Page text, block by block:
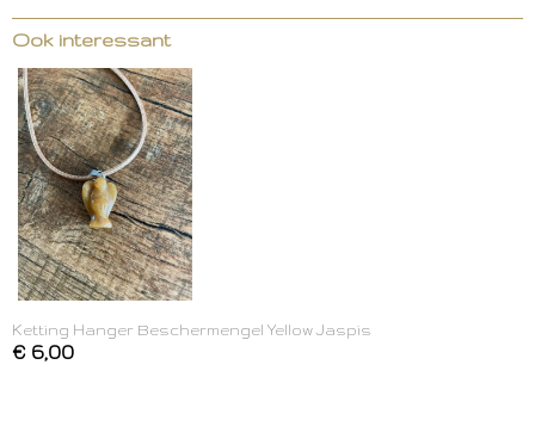
Ook interessant
Ketting Hanger Beschermengel Yellow Jaspis
€ 6,00